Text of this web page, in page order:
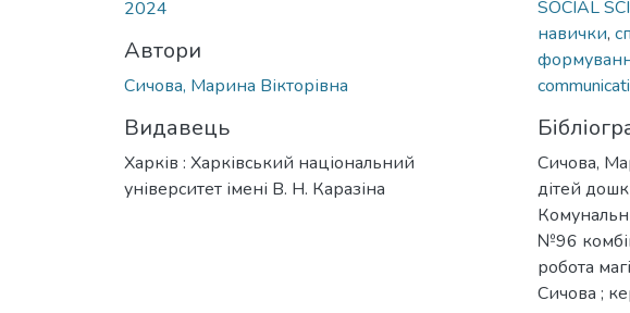
2024
Автори
Сичова, Марина Вікторівна
Видавець
Харків : Харківський національний
університет імені В. Н. Каразіна
SOCIAL
навички,
Сичова,
дітей
№96
робота
Сичова ;